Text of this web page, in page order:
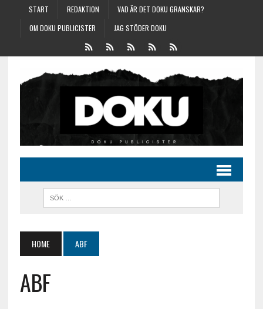
START REDAKTION
VAD ÄR DET DOKU GRANSKAR?
OM DOKU PUBLICISTER
JAG STÖDER DOKU
HOME ABF
ABF